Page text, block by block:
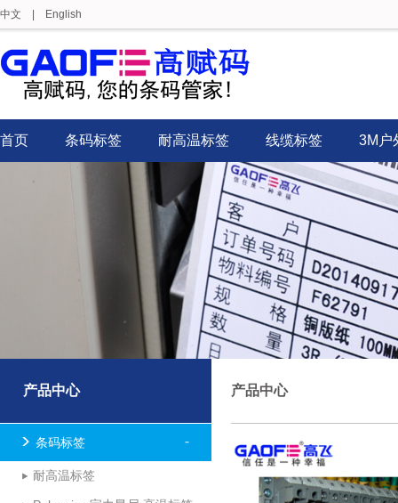
中文 English
首页 条码标签 耐高温标签 线缆标签 3M户
产品中心
条码标签
耐高温标签
产品中心